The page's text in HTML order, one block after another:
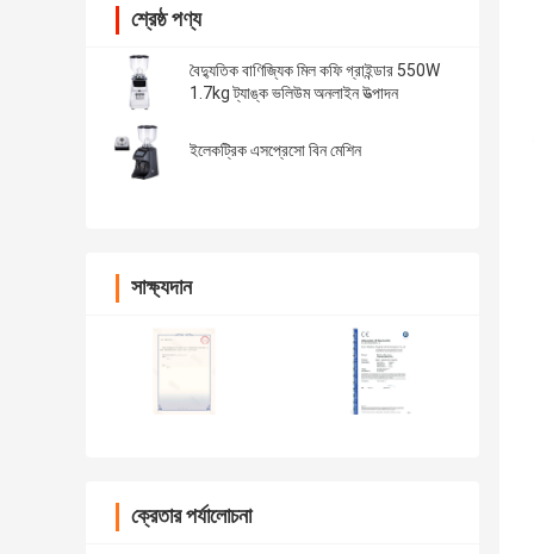
শ্রেষ্ঠ পণ্য
বৈদ্যুতিক বাণিজ্যিক মিল কফি গ্রাইন্ডার 550W
1.7kg ট্যাঙ্ক ভলিউম অনলাইন উত্পাদন
ইলেকট্রিক এসপ্রেসো বিন মেশিন
সাক্ষ্যদান
ক্রেতার পর্যালোচনা